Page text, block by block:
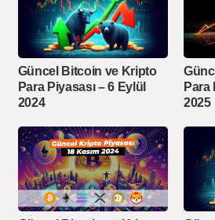
Güncel Bitcoin ve Kripto
Para Piyasası – 6 Eylül
2024
Para
2025